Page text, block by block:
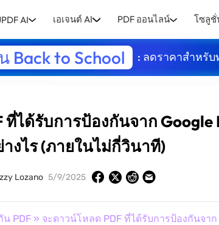
AI เอเจนต์ AI PDF ออนไลน์ โซลูชั่
Back to School : ลดราคาสำหรับ
ที่ได้รับการป้องกันจาก Google
างไร (ภายในไม่กี่วินาที)
Lozano 5/9/2025
น PDF» จะดาวน์โหลด PDF ที่ได้รับการป้องกันจาก